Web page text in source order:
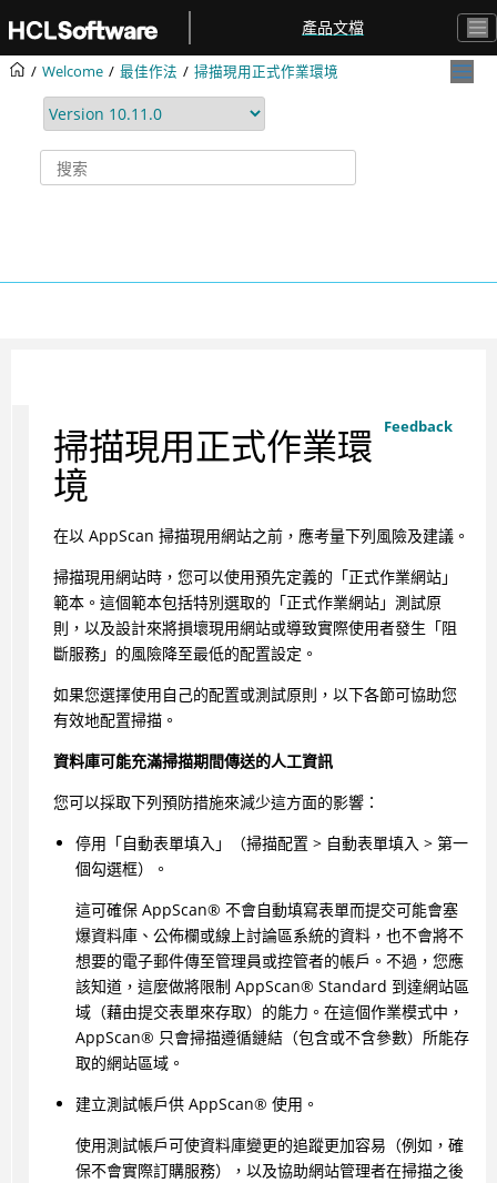
產品文檔
Welcome 最佳作法 掃描現用正式作業環境
Feedback
掃描現用正式作業環
境
在以 AppScan 掃描現用網站之前，應考量下列風險及建議。
掃描現用網站時，您可以使用預先定義的「正式作業網站」
範本。這個範本包括特別選取的「正式作業網站」測試原
則，以及設計來將損壞現用網站或導致實際使用者發生「阻
斷服務」的風險降至最低的配置設定。
如果您選擇使用自己的配置或測試原則，以下各節可協助您
有效地配置掃描。
資料庫可能充滿掃描期間傳送的人工資訊
您可以採取下列預防措施來減少這方面的影響：
停用「自動表單填入」（掃描配置 > 自動表單填入 > 第一
個勾選框）。
這可確保 AppScan® 不會自動填寫表單而提交可能會塞
爆資料庫、公佈欄或線上討論區系統的資料，也不會將不
想要的電子郵件傳至管理員或控管者的帳戶。不過，您應
該知道，這麼做將限制 AppScan® Standard 到達網站區
域（藉由提交表單來存取）的能力。在這個作業模式中，
AppScan® 只會掃描遵循鏈結（包含或不含參數）所能存
取的網站區域。
建立測試帳戶供 AppScan® 使用。
使用測試帳戶可使資料庫變更的追蹤更加容易（例如，確
保不會實際訂購服務），以及協助網站管理者在掃描之後